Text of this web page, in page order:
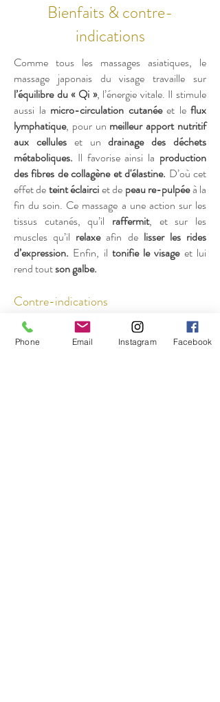
Bienfaits & contre-
indications
Comme tous les massages asiatiques, le
massage japonais du visage travaille sur
l’équilibre du « Qi », l’énergie vitale. Il stimule
aussi la micro-circulation cutanéeet le flux
lymphatique, pour un meilleur apport nutritif
aux celluleset undrainage des déchets
métaboliques. Il favorise ainsi la production
des fibres de collagène et d'élastine. D’où cet
effet deteint éclairciet de peau re-pulpéeà la
fin du soin. Ce massage a une action sur les
tissus cutanés, qu’il raffermit, et sur les
muscles qu’il relaxeafin delisser les rides
d’expression. Enfin, il tonifie le visageet lui
rend toutson galbe.
Contre-indications
Le massage japonais du visage est déconseillé
aux personnes souffrant de
Phone Email Instagram Facebook